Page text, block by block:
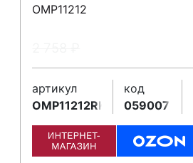
OMP11212
артикул
OMP11212RKM
код
059007